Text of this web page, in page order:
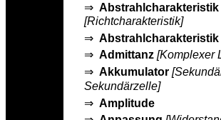
⇒ Abstrahlcharakteristik
[Richtcharakteristik]
⇒ Abstrahlcharakteristik
⇒ Admittanz [Komplexer
⇒ Akkumulator
Sekundärzelle]
⇒ Amplitude